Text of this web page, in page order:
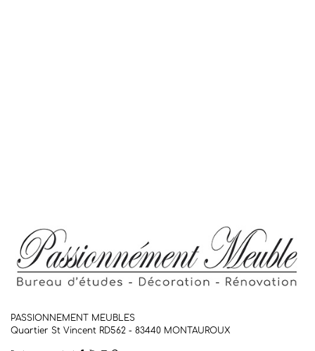
PASSIONNEMENT MEUBLES
Quartier St Vincent RD562 - 83440 MONTAUROUX